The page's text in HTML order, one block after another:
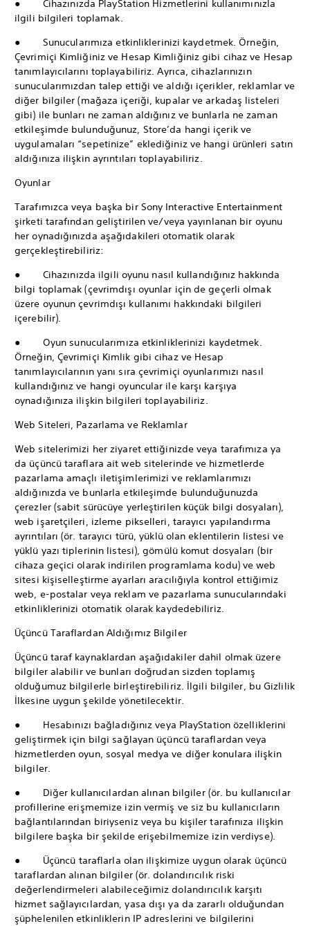
● Cihazınızda PlayStation Hizmetlerini kullanımınızla
ilgili bilgileri toplamak.
● Sunucularımıza etkinliklerinizi kaydetmek. Örneğin,
Çevrimiçi Kimliğiniz ve Hesap Kimliğiniz gibi cihaz ve Hesap
tanımlayıcılarını toplayabiliriz. Ayrıca, cihazlarınızın
sunucularımızdan talep ettiği ve aldığı içerikler, reklamlar ve
diğer bilgiler (mağaza içeriği, kupalar ve arkadaş listeleri
gibi) ile bunları ne zaman aldığınız ve bunlarla ne zaman
etkileşimde bulunduğunuz, Store’da hangi içerik ve
uygulamaları “sepetinize” eklediğiniz ve hangi ürünleri satın
aldığınıza ilişkin ayrıntıları toplayabiliriz.
Oyunlar
Tarafımızca veya başka bir Sony Interactive Entertainment
şirketi tarafından geliştirilen ve/veya yayınlanan bir oyunu
her oynadığınızda aşağıdakileri otomatik olarak
gerçekleştirebiliriz:
● Cihazınızda ilgili oyunu nasıl kullandığınız hakkında
bilgi toplamak (çevrimdışı oyunlar için de geçerli olmak
üzere oyunun çevrimdışı kullanımı hakkındaki bilgileri
içerebilir).
● Oyun sunucularımıza etkinliklerinizi kaydetmek.
Örneğin, Çevrimiçi Kimlik gibi cihaz ve Hesap
tanımlayıcılarının yanı sıra çevrimiçi oyunlarımızı nasıl
kullandığınız ve hangi oyuncular ile karşı karşıya
oynadığınıza ilişkin bilgileri toplayabiliriz.
Web Siteleri, Pazarlama ve Reklamlar
Web sitelerimizi her ziyaret ettiğinizde veya tarafımıza ya
da üçüncü taraflara ait web sitelerinde ve hizmetlerde
pazarlama amaçlı iletişimlerimizi ve reklamlarımızı
aldığınızda ve bunlarla etkileşimde bulunduğunuzda
çerezler (sabit sürücüye yerleştirilen küçük bilgi dosyaları),
web işaretçileri, izleme pikselleri, tarayıcı yapılandırma
ayrıntıları (ör. tarayıcı türü, yüklü olan eklentilerin listesi ve
yüklü yazı tiplerinin listesi), gömülü komut dosyaları (bir
cihaza geçici olarak indirilen programlama kodu) ve web
sitesi kişiselleştirme ayarları aracılığıyla kontrol ettiğimiz
web, e-postalar veya reklam ve pazarlama sunucularındaki
etkinliklerinizi otomatik olarak kaydedebiliriz.
Üçüncü Taraflardan Aldığımız Bilgiler
Üçüncü taraf kaynaklardan aşağıdakiler dahil olmak üzere
bilgiler alabilir ve bunları doğrudan sizden toplamış
olduğumuz bilgilerle birleştirebiliriz. İlgili bilgiler, bu Gizlilik
İlkesine uygun şekilde yönetilecektir.
● Hesabınızı bağladığınız veya PlayStation özelliklerini
geliştirmek için bilgi sağlayan üçüncü taraflardan veya
hizmetlerden oyun, sosyal medya ve diğer konulara ilişkin
bilgiler.
● Diğer kullanıcılardan alınan bilgiler (ör. bu kullanıcılar
profillerine erişmemize izin vermiş ve siz bu kullanıcıların
bağlantılarından biriyseniz veya bu kişiler tarafınıza ilişkin
bilgilere başka bir şekilde erişebilmemize izin verdiyse).
● Üçüncü taraflarla olan ilişkimize uygun olarak üçüncü
taraflardan alınan bilgiler (ör. dolandırıcılık riski
değerlendirmeleri alabileceğimiz dolandırıcılık karşıtı
hizmet sağlayıcılardan, yasa dışı ya da zararlı olduğundan
şüphelenilen etkinliklerin IP adreslerini ve bilgilerini